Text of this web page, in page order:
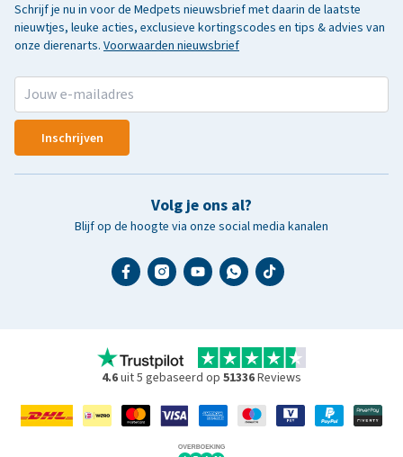
Schrijf je nu in voor de Medpets nieuwsbrief met daarin de laatste
nieuwtjes, leuke acties, exclusieve kortingscodes en tips & advies van
onze dierenarts. Voorwaarden nieuwsbrief
Inschrijven
Volg je ons al?
Blijf op de hoogte via onze social media kanalen
4.6uit 5 gebaseerd op 51336Reviews